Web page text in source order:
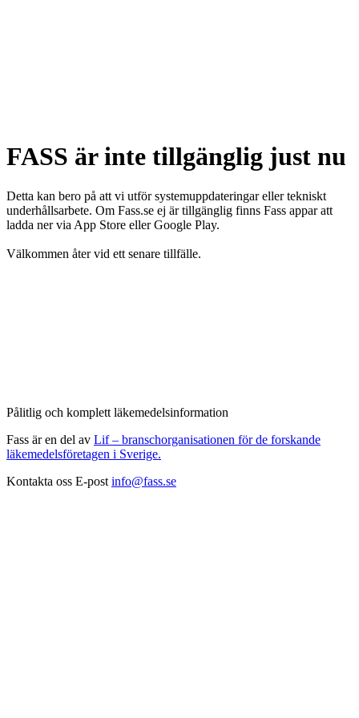
FASS är inte tillgänglig just nu
Detta kan bero på att vi utför systemuppdateringar eller tekniskt
underhållsarbete. Om Fass.se ej är tillgänglig finns Fass appar att
ladda ner via App Store eller Google Play.
Välkommen åter vid ett senare tillfälle.
Pålitlig och komplett läkemedelsinformation
Fass är en del av Lif – branschorganisationen för de forskande
läkemedelsföretagen i Sverige.
Kontakta oss E-post info@fass.se